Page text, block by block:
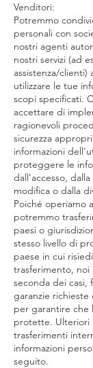
Venditori:
Potremmo
personali con
nostri agenti
nostri servizi (ad
assistenza/
utilizzare le tue
scopi specificati.
accettare di
ragionevoli
sicurezza
informazioni
proteggere le
dall'accesso,
modifica o dalla
Poiché operiamo
potremmo
paesi o
stesso livello di
paese in cui
trasferimento,
seconda dei casi,
garanzie
per garantire che
protette. Ulteriori
trasferimenti
informazioni
seguito.